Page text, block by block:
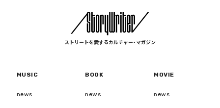
ストリートを愛するカルチャー・マガジン
MUSIC
news
BOOK
news
MOVIE
news